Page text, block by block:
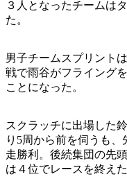
３人となったチームは
た。
男子チームスプリント
戦で雨谷がフライング
ことになった。
スクラッチに出場した
り5周から前を伺うも
走勝利。後続集団の先
は４位でレースを終えた